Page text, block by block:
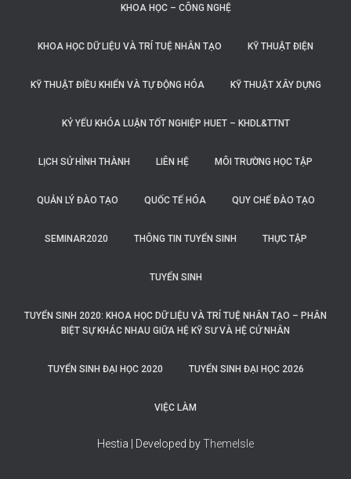
KHOA HỌC – CÔNG NGHỆ
KHOA HỌC DỮ LIỆU VÀ TRÍ TUỆ NHÂN TẠO KỸ THUẬT ĐIỆN
KỸ THUẬT ĐIỀU KHIỂN VÀ TỰ ĐỘNG HÓA KỸ THUẬT XÂY DỰNG
KỶ YẾU KHÓA LUẬN TỐT NGHIỆP HUET – KHDL&TTNT
LỊCH SỬ HÌNH THÀNH LIÊN HỆ MÔI TRƯỜNG HỌC TẬP
QUẢN LÝ ĐÀO TẠO QUỐC TẾ HÓA QUY CHẾ ĐÀO TẠO
SEMINAR2020 THÔNG TIN TUYỂN SINH THỰC TẬP
TUYỂN SINH
TUYỂN SINH 2020: KHOA HỌC DỮ LIỆU VÀ TRÍ TUỆ NHÂN TẠO – PHÂN
BIỆT SỰ KHÁC NHAU GIỮA HỆ KỸ SƯ VÀ HỆ CỬ NHÂN
TUYỂN SINH ĐẠI HỌC 2020 TUYỂN SINH ĐẠI HỌC 2026
VIỆC LÀM
Hestia | Developed byThemeIsle